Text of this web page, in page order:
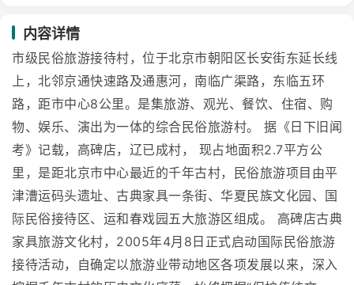
内容详情
市级民俗旅游接待村，位于北京市朝阳区长安街东延长线
上，北邻京通快速路及通惠河，南临广渠路，东临五环
路，距市中心8公里。是集旅游、观光、餐饮、住宿、购
物、娱乐、演出为一体的综合民俗旅游村。 据《日下旧闻
考》记载，高碑店，辽已成村， 现占地面积2.7平方公
里，是距北京市中心最近的千年古村，民俗旅游项目由平
津漕运码头遗址、古典家具一条街、华夏民族文化园、国
际民俗接待区、运和春戏园五大旅游区组成。 高碑店古典
家具旅游文化村，2005年4月8日正式启动国际民俗旅游
接待活动，自确定以旅游业带动地区各项发展以来，深入